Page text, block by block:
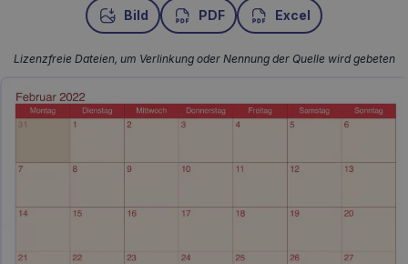
Bild PDF Excel
Lizenzfreie Dateien, um Verlinkung oder Nennung der Quelle wird gebeten